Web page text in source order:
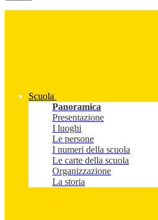
Scuola
Panoramica
Presentazione
I luoghi
Le persone
I numeri della scuola
Le carte della scuola
Organizzazione
La storia